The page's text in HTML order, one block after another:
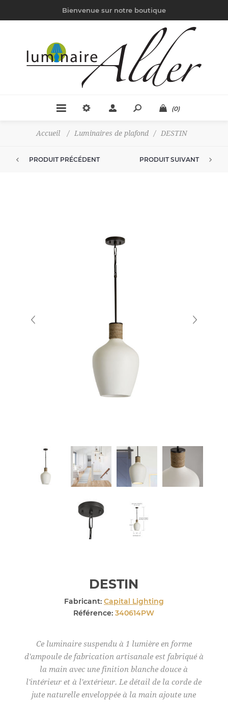
Bienvenue sur notre boutique
(0)
Accueil / Luminaires de plafond / DESTIN
PRODUIT PRÉCÉDENT PRODUIT SUIVANT
DESTIN
Fabricant: Capital Lighting
Référence: 340614PW
Ce luminaire suspendu à 1 lumière en forme
d'ampoule de fabrication artisanale est fabriqué à
la main avec une finition blanche douce à
l'intérieur et à l'extérieur. Le détail de la corde de
jute naturelle enveloppée à la main ajoute une